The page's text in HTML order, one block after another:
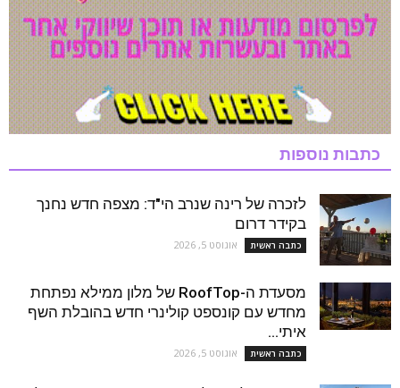
כתבות נוספות
לזכרה של רינה שנרב הי"ד: מצפה חדש נחנך
בקידר דרום
כתבה ראשית אוגוסט 5, 2026
מסעדת ה-RoofTop של מלון ממילא נפתחת
מחדש עם קונספט קולינרי חדש בהובלת השף
איתי...
כתבה ראשית אוגוסט 5, 2026